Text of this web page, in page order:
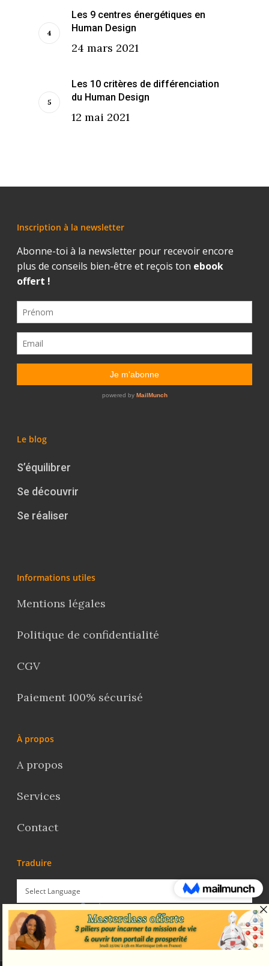
Les 9 centres énergétiques en
Human Design
24 mars 2021
Les 10 critères de différenciation
du Human Design
12 mai 2021
Inscription à la newsletter
Le blog
S’équilibrer
Se découvrir
Se réaliser
Informations utiles
Mentions légales
Politique de confidentialité
CGV
Paiement 100% sécurisé
À propos
A propos
Services
Contact
Traduire
Powered by Translate